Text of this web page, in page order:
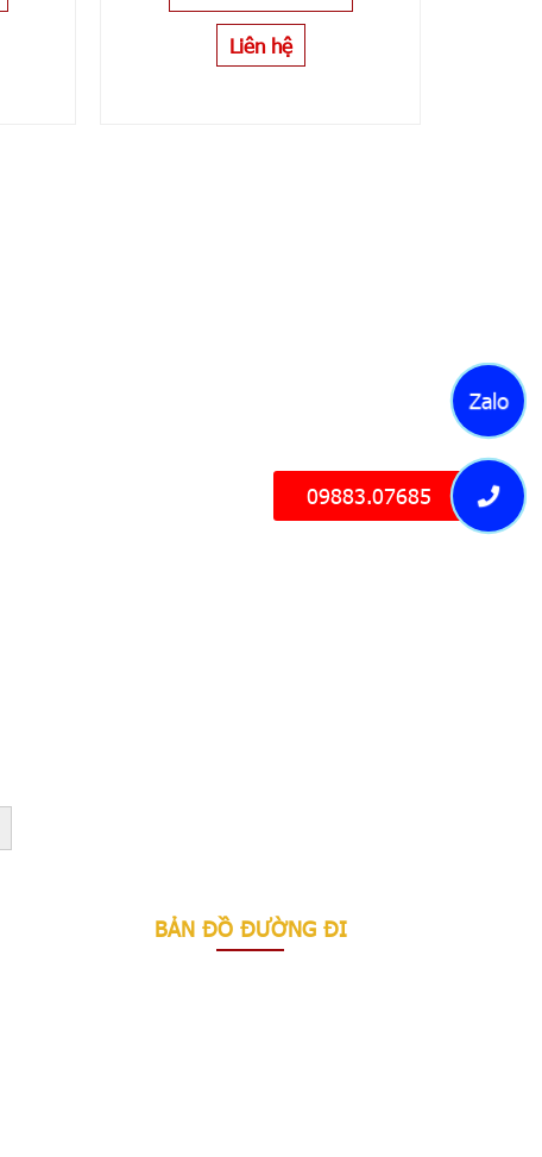
Liên hệ
BẢN ĐỒ ĐƯỜNG ĐI
Zalo
09883.07685